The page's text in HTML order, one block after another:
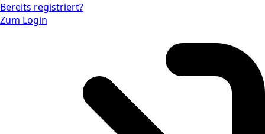
Bereits registriert?
Zum Login